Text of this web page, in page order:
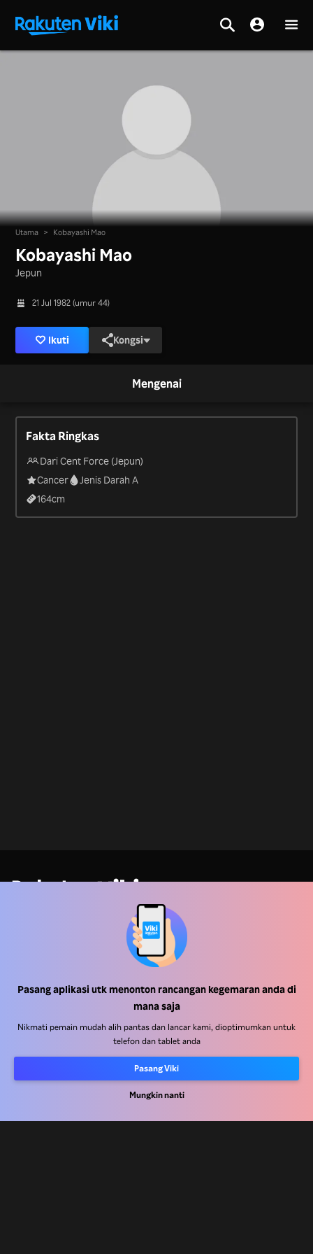
Pasang aplikasi utk menonton rancangan kegemaran anda di
mana saja
Nikmati pemain mudah alih pantas dan lancar kami, dioptimumkan untuk
telefon dan tablet anda
Pasang Viki
Mungkin nanti
Utama > Kobayashi Mao
Kobayashi Mao
Jepun
21 Jul 1982 (umur 44)
Ikuti Kongsi
Mengenai
Fakta Ringkas
Dari Cent Force (Jepun)
Cancer
Jenis Darah A
164cm
Pusat Bantuan
Pusat Akhbar
Terma Penggunaan